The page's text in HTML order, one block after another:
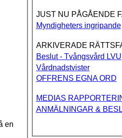
en
JUST NU PÅGÅENDE
Myndigheters ingripande
ARKIVERADE
Beslut - Tvångsvård LVU
Vårdnadstvister
OFFRENS EGNA ORD
MEDIAS
ANMÄLNINGAR &